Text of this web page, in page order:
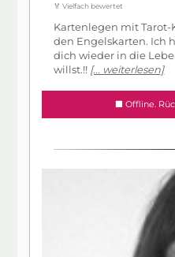
🏅 Vielfach bewertet
Kartenlegen mit
den Engelskarten. Ich
dich wieder in die
willst.!! [... weiterlesen]
Offline.